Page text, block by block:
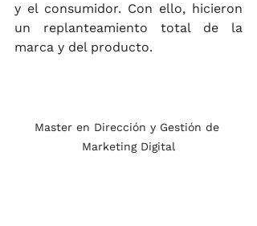
y el consumidor. Con ello, hicieron
un replanteamiento total de la
marca y del producto.
Master en Dirección y Gestión de
Marketing Digital